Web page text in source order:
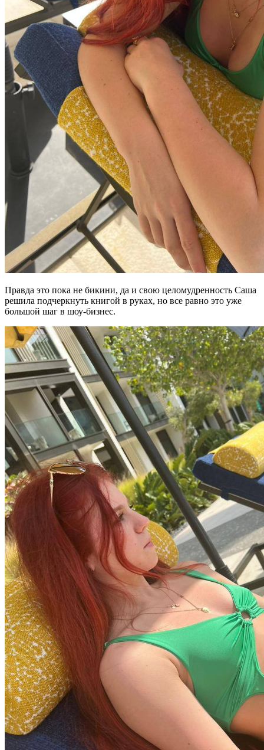
Правда это пока не бикини, да и свою целомудренность Саша
решила подчеркнуть книгой в руках, но все равно это уже
большой шаг в шоу-бизнес.